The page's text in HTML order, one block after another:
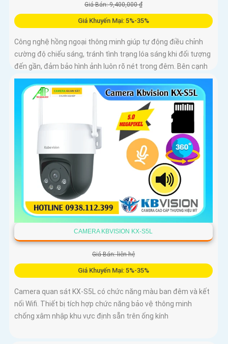
Giá Bán: 9,400,000 ₫
Giá Khuyến Mại: 5%-35%
Công nghệ hồng ngoại thông minh giúp tự động điều chỉnh
cường độ chiếu sáng, tránh tình trạng lóa sáng khi đối tượng
đến gần, đảm bảo hình ảnh luôn rõ nét trong đêm. Bên cạnh
đó, công nghệ giảm nhiễu 3DNR và chống ngược sáng DWDR
giúp camera tái tạo màu sắc chính xác và rõ ràng trong mọi
điều kiện ánh sáng phức tạp như ngược sáng mạnh hay
CAMERA KBVISION KX-S5L
Giá Bán: liên hệ
Giá Khuyến Mại: 5%-35%
Camera quan sát KX-S5L có chức năng màu ban đêm và kết
nối Wifi. Thiết bị tích hợp chức năng bảo vệ thông minh
chống xâm nhập khu vực định sẵn trên ống kính